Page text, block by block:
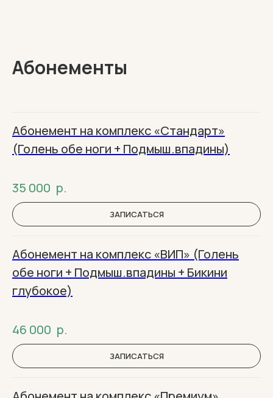
Абонементы
Абонемент на комплекс «Стандарт»
(Голень обе ноги + Подмыш.впадины)
35 000 р.
ЗАПИСАТЬСЯ
Абонемент на комплекс «‎ВИП» (Голень
обе ноги + Подмыш.впадины + Бикини
глубокое)
46 000 р.
ЗАПИСАТЬСЯ